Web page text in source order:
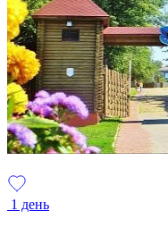
1 день